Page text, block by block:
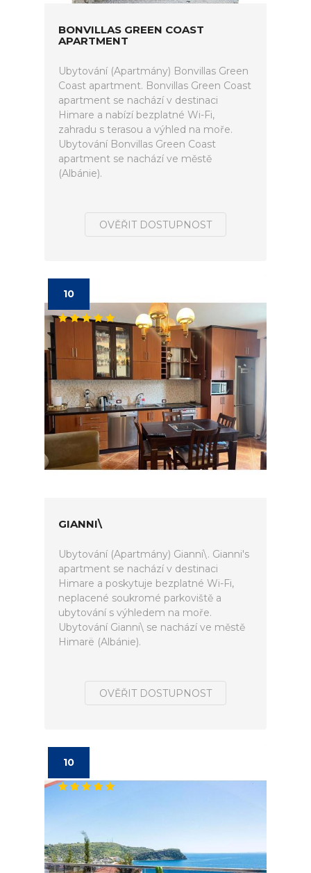
BONVILLAS GREEN COAST
APARTMENT
Ubytování (Apartmány) Bonvillas Green
Coast apartment. Bonvillas Green Coast
apartment se nachází v destinaci
Himare a nabízí bezplatné Wi-Fi,
zahradu s terasou a výhled na moře.
Ubytování Bonvillas Green Coast
apartment se nachází ve městě
(Albánie).
OVĚŘIT DOSTUPNOST
10
GIANNI\
Ubytování (Apartmány) Gianni\. Gianni's
apartment se nachází v destinaci
Himare a poskytuje bezplatné Wi-Fi,
neplacené soukromé parkoviště a
ubytování s výhledem na moře.
Ubytování Gianni\ se nachází ve městě
Himarë (Albánie).
OVĚŘIT DOSTUPNOST
10